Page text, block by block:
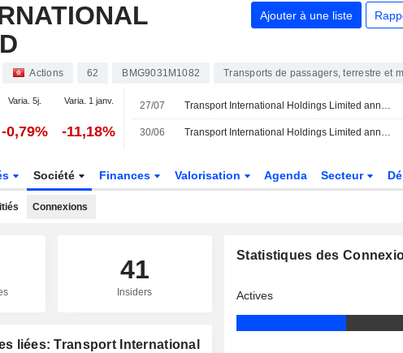
Ajouter à une liste
Actions 62 BMG9031M1082 Transports de passagers, terrestre et
Varia. 5j. Varia. 1 janv.
-0,79% -11,18%
27/07 Transport International Holdings Limited annonce un changement de secrétaire général et de représentant autorisé à compter du 1er août 2026
30/06 Transport International Holdings Limited annonce des changements au sein de son conseil d'administration et de ses comités
Société Finances Valorisation Agenda Secteur
Connexions
41
Insiders
liées: Transport International
Statistiques des
Actives